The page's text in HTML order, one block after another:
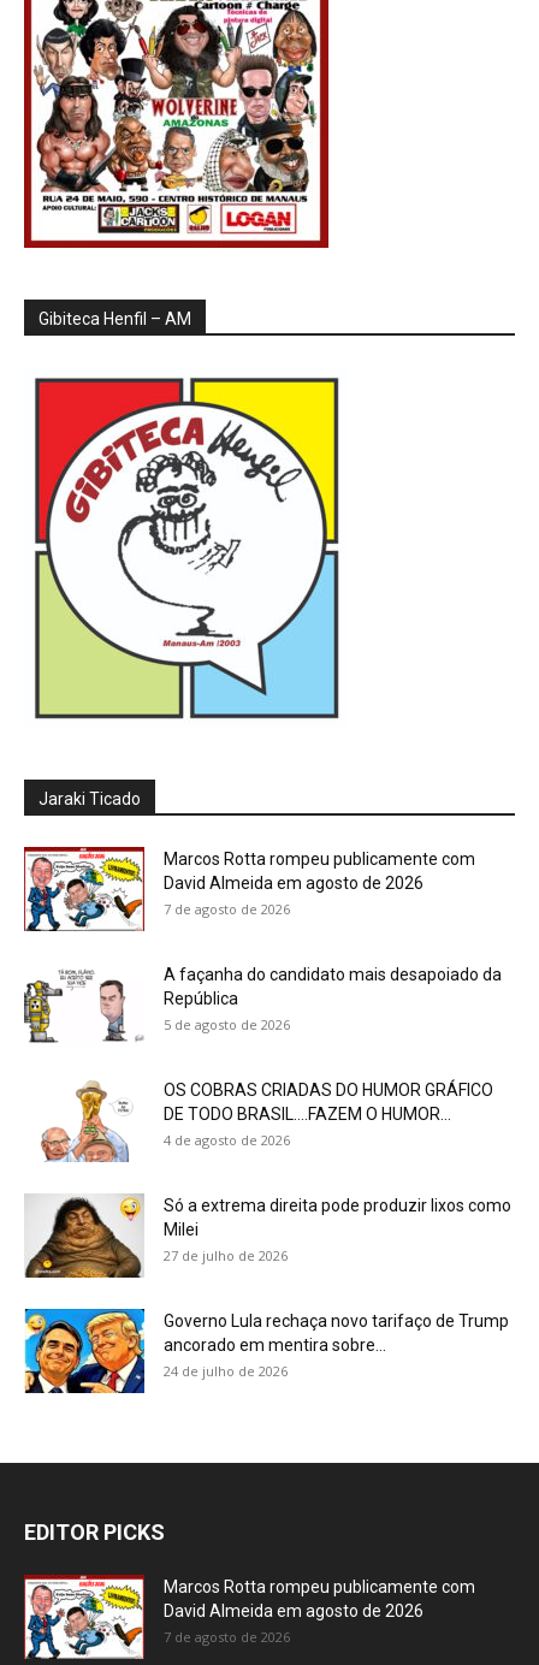
Gibiteca Henfil – AM
Jaraki Ticado
Marcos Rotta rompeu publicamente com
David Almeida em agosto de 2026
7 de agosto de 2026
A façanha do candidato mais desapoiado da
República
5 de agosto de 2026
OS COBRAS CRIADAS DO HUMOR GRÁFICO
DE TODO BRASIL….FAZEM O HUMOR...
4 de agosto de 2026
Só a extrema direita pode produzir lixos como
Milei
27 de julho de 2026
Governo Lula rechaça novo tarifaço de Trump
ancorado em mentira sobre...
24 de julho de 2026
EDITOR PICKS
Marcos Rotta rompeu publicamente com
David Almeida em agosto de 2026
7 de agosto de 2026